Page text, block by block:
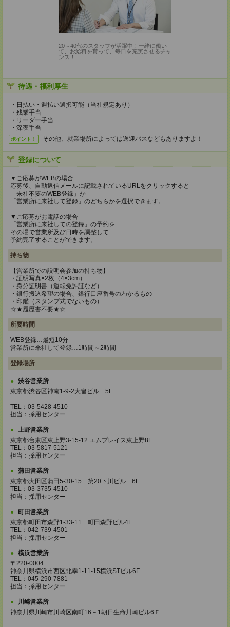
20～40代のスタッフが活躍中！一緒に働い
て、お給料を貰って、毎日を充実させるチャ
ンス！
待遇・福利厚生
・日払い・週払い選択可能（当社規定あり）
・残業手当
・リーダー手当
・深夜手当
ポイント！ その他、就業場所によっては送迎バスなどもありますよ！
登録について
▼ご応募がWEBの場合
応募後、自動返信メールに記載されているURLをクリックすると
「来社不要のWEB登録」か
「営業所に来社して登録」のどちらかを選択できます。
▼ご応募がお電話の場合
「営業所に来社しての登録」の予約を
その場で営業所及び日時を調整して
予約完了することができます。
持ち物
【営業所での説明会参加の持ち物】
・証明写真×2枚（4×3cm）
・身分証明書（運転免許証など）
・銀行振込希望の場合、銀行口座番号のわかるもの
・印鑑（スタンプ式でないもの）
☆★履歴書不要★☆
所要時間
WEB登録…最短10分
営業所に来社して登録…1時間～2時間
登録場所
渋谷営業所
東京都渋谷区神南1-9-2大畠ビル 5F
TEL：03-5428-4510
担当：採用センター
上野営業所
東京都台東区東上野3-15-12 エムプレイス東上野8F
TEL：03-5817-5121
担当：採用センター
蒲田営業所
東京都大田区蒲田5-30-15 第20下川ビル 6F
TEL：03-3735-4510
担当：採用センター
町田営業所
東京都町田市森野1-33-11 町田森野ビル4F
TEL：042-739-4501
担当：採用センター
横浜営業所
〒220-0004
神奈川県横浜市西区北幸1-11-15横浜STビル6F
TEL：045-290-7881
担当：採用センター
川崎営業所
神奈川県川崎市川崎区南町16－1朝日生命川崎ビル6Ｆ